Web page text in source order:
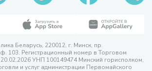
Беларусь, 220012, г. Минск, пр.
103. Регистрационный номер в Торговом
УНП 100149474 Минский горисполком,
и услуг администрации Первомайского